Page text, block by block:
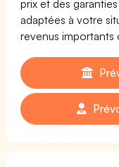
prix et des
adaptées à votre
revenus importants